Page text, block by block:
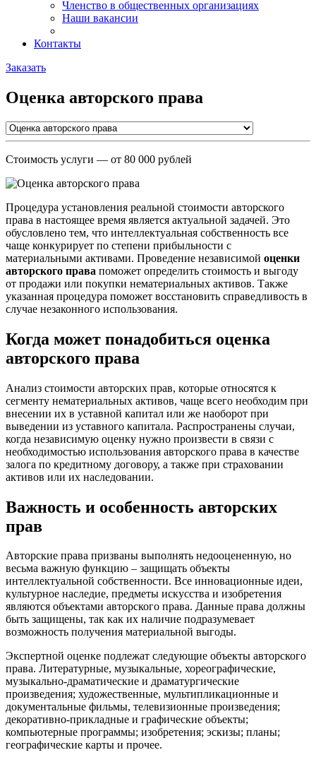
Членство в общественных организациях
Наши вакансии
Контакты
Заказать
Оценка авторского права
Стоимость услуги — от 80 000 рублей
Процедура установления реальной стоимости авторского
права в настоящее время является актуальной задачей. Это
обусловлено тем, что интеллектуальная собственность все
чаще конкурирует по степени прибыльности с
материальными активами. Проведение независимой оценки
авторского права поможет определить стоимость и выгоду
от продажи или покупки нематериальных активов. Также
указанная процедура поможет восстановить справедливость в
случае незаконного использования.
Когда может понадобиться оценка
авторского права
Анализ стоимости авторских прав, которые относятся к
сегменту нематериальных активов, чаще всего необходим при
внесении их в уставной капитал или же наоборот при
выведении из уставного капитала. Распространены случаи,
когда независимую оценку нужно произвести в связи с
необходимостью использования авторского права в качестве
залога по кредитному договору, а также при страховании
активов или их наследовании.
Важность и особенность авторских
прав
Авторские права призваны выполнять недооцененную, но
весьма важную функцию – защищать объекты
интеллектуальной собственности. Все инновационные идеи,
культурное наследие, предметы искусства и изобретения
являются объектами авторского права. Данные права должны
быть защищены, так как их наличие подразумевает
возможность получения материальной выгоды.
Экспертной оценке подлежат следующие объекты авторского
права. Литературные, музыкальные, хореографические,
музыкально-драматические и драматургические
произведения; художественные, мультипликационные и
документальные фильмы, телевизионные произведения;
декоративно-прикладные и графические объекты;
компьютерные программы; изобретения; эскизы; планы;
географические карты и прочее.